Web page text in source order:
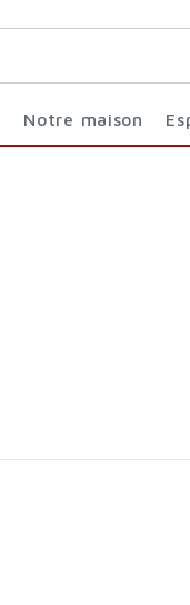
Notre maison